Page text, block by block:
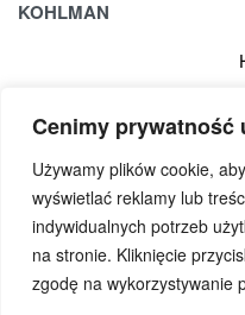
Cenimy prywatność
Używamy plików cookie,
wyświetlać reklamy lub
indywidualnych potrzeb
na stronie. Kliknięcie
zgodę na wykorzystywanie
KOHLMAN
PARTNERZY